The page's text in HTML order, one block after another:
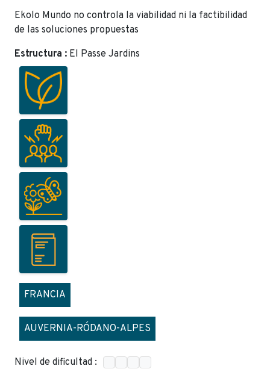
Ekolo Mundo no controla la viabilidad ni la factibilidad
de las soluciones propuestas
Estructura : El Passe Jardins
FRANCIA
AUVERNIA-RÓDANO-ALPES
Nivel de dificultad :